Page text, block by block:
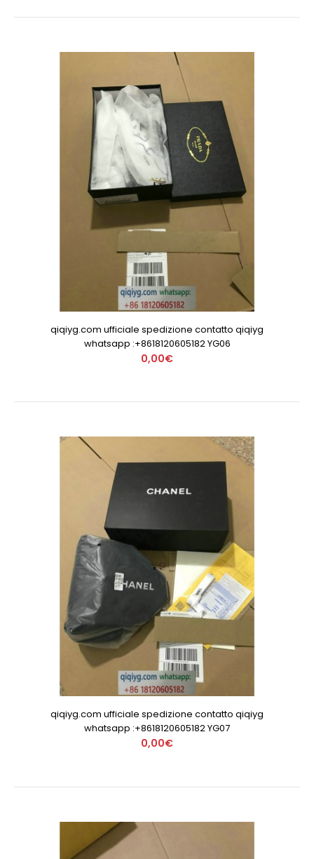
qiqiyg.com ufficiale spedizione contatto qiqiyg
whatsapp :+8618120605182 YG06
0,00€
qiqiyg.com ufficiale spedizione contatto qiqiyg
whatsapp :+8618120605182 YG07
0,00€